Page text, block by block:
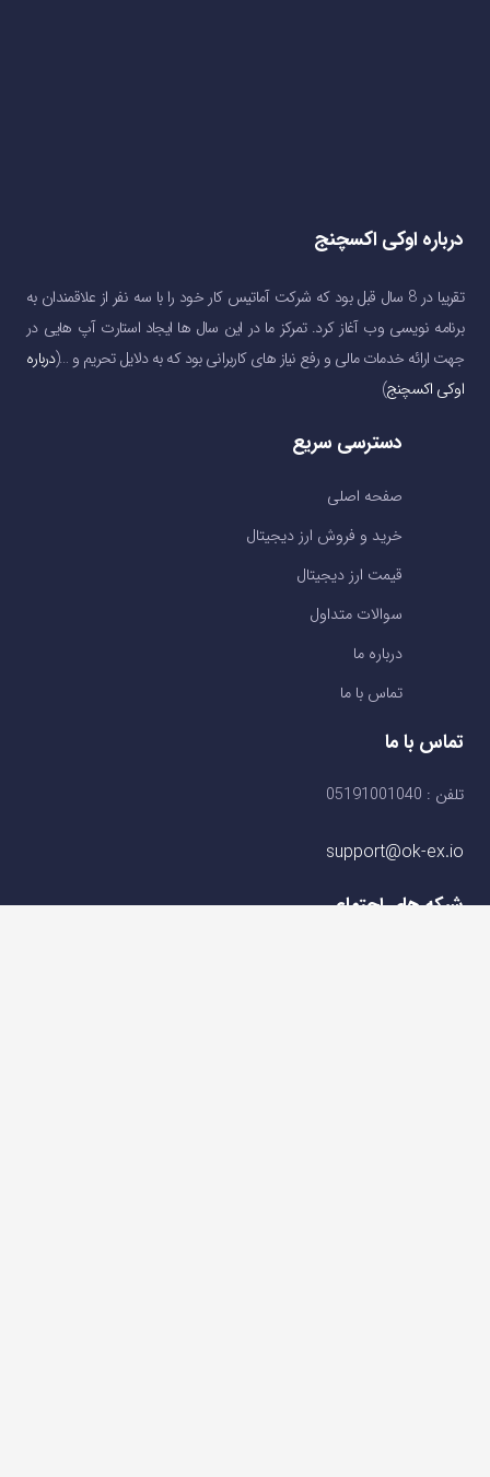
درباره اوکی اکسچنج
تقریبا در 8 سال قبل بود که شرکت آماتیس کار خود را با سه نفر از علاقمندان به
برنامه نویسی وب آغاز کرد. تمرکز ما در این سال ها ایجاد استارت آپ هایی در
جهت ارائه خدمات مالی و رفع نیاز های کاربرانی بود که به دلایل تحریم و …(درباره
اوکی اکسچنج)
دسترسی سریع
صفحه اصلی
خرید و فروش ارز دیجیتال
قیمت ارز دیجیتال
سوالات متداول
درباره ما
تماس با ما
تماس با ما
تلفن : 05191001040
support@ok-ex.io
شبکه های اجتماعی